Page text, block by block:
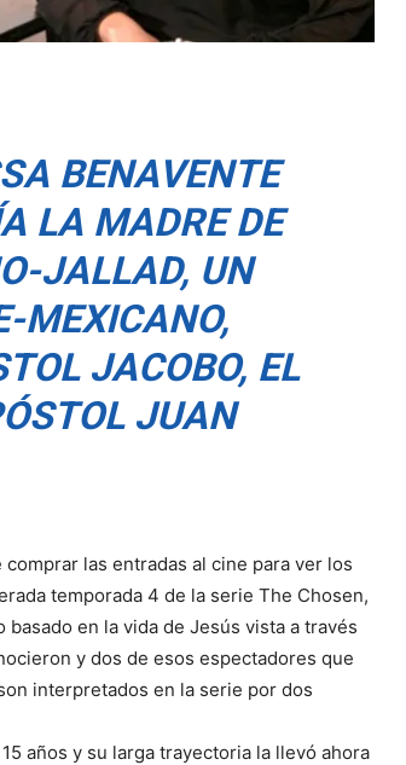
BENAVENTE
LA MADRE DE
JALLAD, UN
MEXICANO,
JACOBO, EL
JUAN
las entradas al cine para ver los
temporada 4 de la serie The Chosen,
en la vida de Jesús vista a través
y dos de esos espectadores que
interpretados en la serie por dos
años y su larga trayectoria la llevó ahora